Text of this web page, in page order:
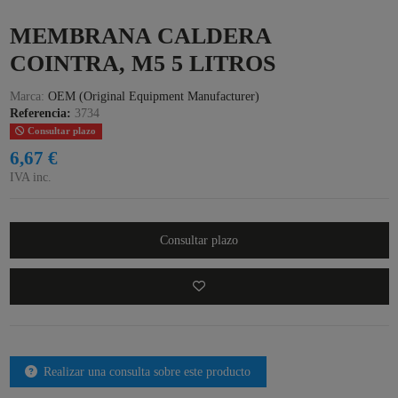
MEMBRANA CALDERA
COINTRA, M5 5 LITROS
Marca: OEM (Original Equipment Manufacturer)
Referencia: 3734
Consultar plazo
6,67 €
IVA inc.
Consultar plazo
Realizar una consulta sobre este producto